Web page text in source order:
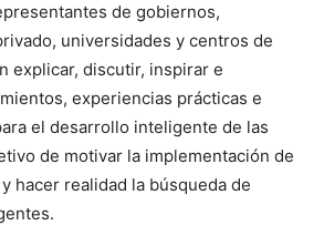
de gobiernos,
universidades y centros de
explicar, discutir, inspirar e
experiencias prácticas e
el desarrollo inteligente de las
de motivar la implementación de
hacer realidad la búsqueda de